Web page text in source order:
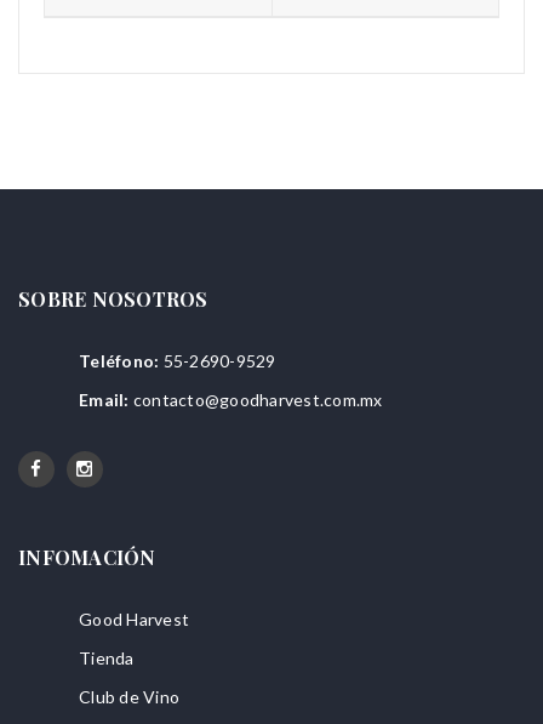
SOBRE NOSOTROS
Teléfono: 55-2690-9529
Email: contacto@goodharvest.com.mx
INFOMACIÓN
Good Harvest
Tienda
Club de Vino